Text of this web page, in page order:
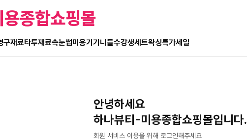
종합쇼핑몰
구재료타투재료속눈썹미용기기 니들수강생세트왁싱특가세일
안녕하세요
하나뷰티-미용종합쇼핑몰입니다.
회원 서비스 이용을 위해 로그인해주세요